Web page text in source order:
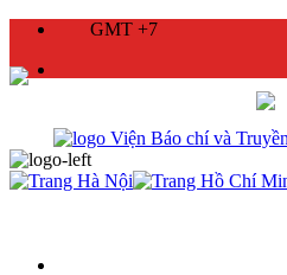
GMT +7